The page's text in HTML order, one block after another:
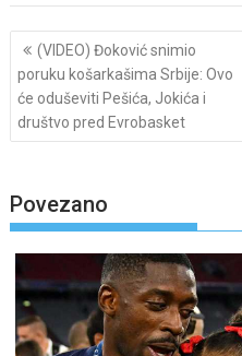
Post
navigation
(VIDEO) Đoković snimio
poruku košarkašima Srbije: Ovo
će oduševiti Pešića, Jokića i
društvo pred Evrobasket
Povezano